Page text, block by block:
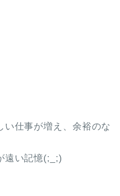
い仕事が増え、余裕のな
遠い記憶(;_;)